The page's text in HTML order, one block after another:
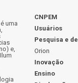
uma
e,
CNPEM
Usuários
Pesquisa e
Orion
Inovação
Ensino